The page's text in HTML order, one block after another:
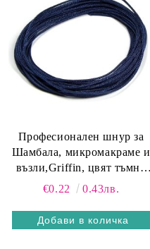
Професионален шнур за
Шамбала, микромакраме и
възли,Griffin, цвят тъмно
син 1мм (1м)
€0.22 0.43лв.